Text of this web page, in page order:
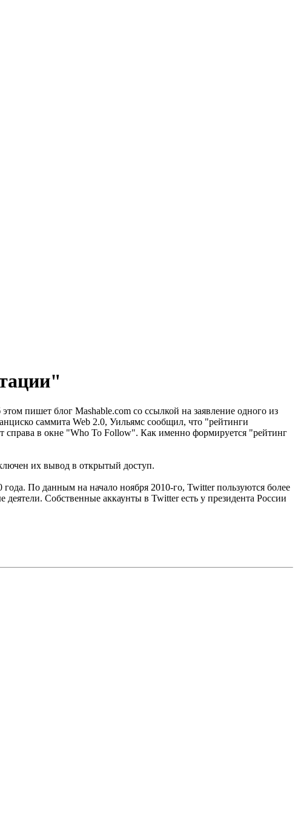
пишет блог Mashable.com со ссылкой на заявление одного из
саммита Web 2.0, Уильямс сообщил, что "рейтинги
справа в окне "Who To Follow". Как именно формируется "рейтинг
их вывод в открытый доступ.
По данным на начало ноября 2010-го, Twitter пользуются более
Собственные аккаунты в Twitter есть у президента России